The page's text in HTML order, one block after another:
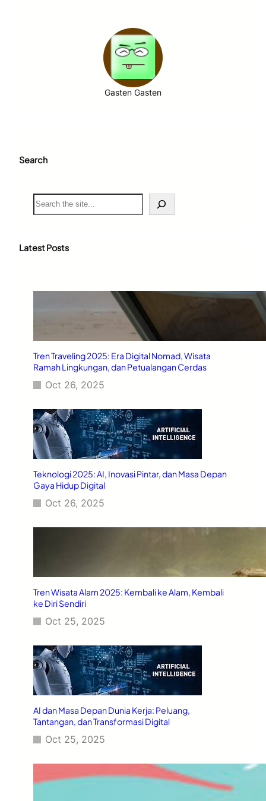
Gasten Gasten
Search
S
e
c
Latest Posts
Tren Traveling 2025: Era Digital Nomad, Wisata
Ramah Lingkungan, dan Petualangan Cerdas
Oct 26, 2025
Teknologi 2025: AI, Inovasi Pintar, dan Masa Depan
Gaya Hidup Digital
Oct 26, 2025
Tren Wisata Alam 2025: Kembali ke Alam, Kembali
ke Diri Sendiri
Oct 25, 2025
AI dan Masa Depan Dunia Kerja: Peluang,
Tantangan, dan Transformasi Digital
Oct 25, 2025